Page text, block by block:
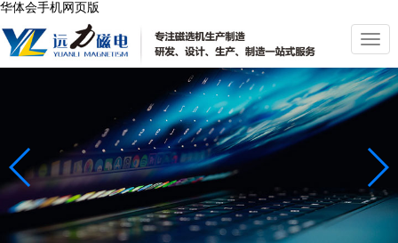
华体会手机网页版
切
换
导
航